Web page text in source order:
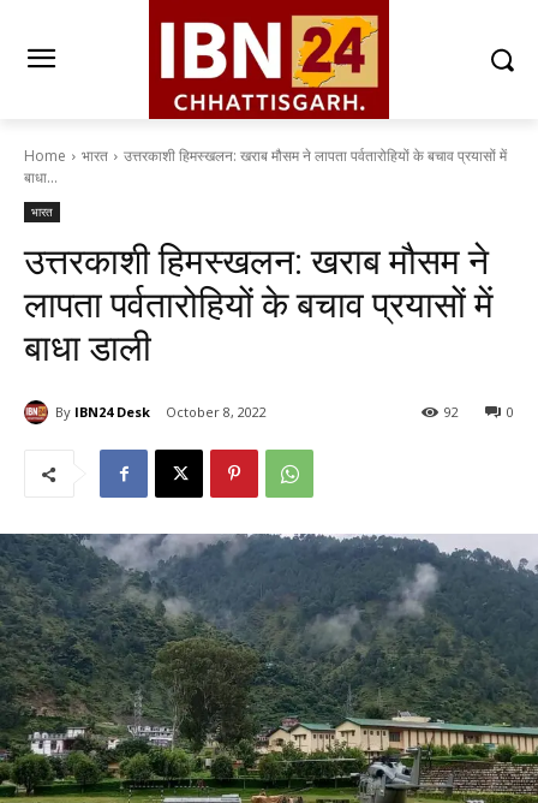
Home भारत
उत्तरकाशी हिमस्खलन: खराब मौसम ने लापता पर्वतारोहियों के बचाव प्रयासों में
बाधा...
भारत
उत्तरकाशी हिमस्खलन: खराब मौसम ने
लापता पर्वतारोहियों के बचाव प्रयासों में
बाधा डाली
By IBN24 Desk October 8, 2022 0
92